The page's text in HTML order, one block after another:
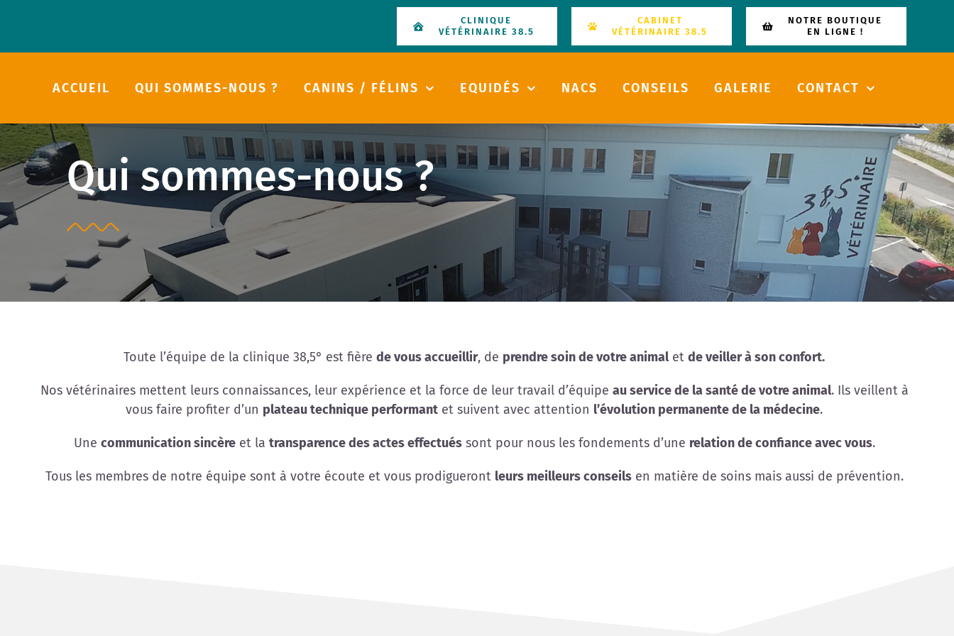
CLINIQUE
VÉTÉRINAIRE 38.5
CABINET
VÉTÉRINAIRE 38.5
NOTRE BOUTIQUE
EN LIGNE !
ACCUEIL QUI SOMMES-NOUS ? CANINS / FÉLINS EQUIDÉS NACS CONSEILS GALERIE CONTACT
Qui sommes-nous ?
Toute l’équipe de la clinique 38,5° est fièrede vous accueillir, de prendre soin de votre animaletde veiller à son confort.
Nos vétérinaires mettent leurs connaissances, leur expérience et la force de leur travail d’équipe au service de la santé de votre animal. Ils veillent à
vous faire profiter d’un plateau technique performant et suivent avec attention l’évolution permanente de la médecine.
Une communication sincèreet la transparence des actes effectuéssont pour nous les fondements d’une relation de confiance avec vous.
Tous les membres de notre équipe sont à votre écoute et vous prodigueront leurs meilleurs conseilsen matière de soins mais aussi de prévention.